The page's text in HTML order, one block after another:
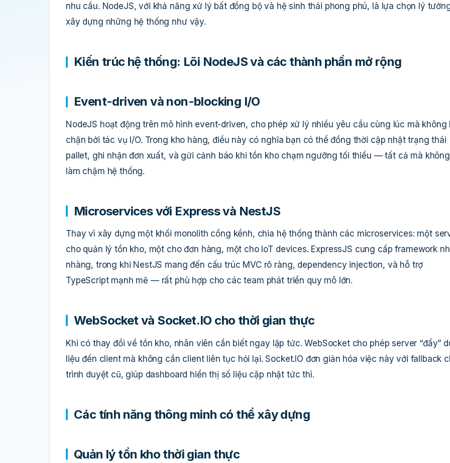
nhu cầu. NodeJS, với khả năng xử lý bất đồng bộ và hệ sinh thái phong phú, là lựa chọn lý
xây dựng những hệ thống như vậy.
Kiến trúc hệ thống: Lõi NodeJS và các thành phần mở rộng
Event-driven và non-blocking I/O
NodeJS hoạt động trên mô hình event-driven, cho phép xử lý nhiều yêu cầu cùng lúc mà không
chặn bởi tác vụ I/O. Trong kho hàng, điều này có nghĩa bạn có thể đồng thời cập nhật trạng thái
pallet, ghi nhận đơn xuất, và gửi cảnh báo khi tồn kho chạm ngưỡng tối thiểu — tất cả mà không
làm chậm hệ thống.
Microservices với Express và NestJS
Thay vì xây dựng một khối monolith cồng kềnh, chia hệ thống thành các microservices: một
cho quản lý tồn kho, một cho đơn hàng, một cho IoT devices. ExpressJS cung cấp framework
nhàng, trong khi NestJS mang đến cấu trúc MVC rõ ràng, dependency injection, và hỗ trợ
TypeScript mạnh mẽ — rất phù hợp cho các team phát triển quy mô lớn.
WebSocket và Socket.IO cho thời gian thực
Khi có thay đổi về tồn kho, nhân viên cần biết ngay lập tức. WebSocket cho phép server “đẩy”
liệu đến client mà không cần client liên tục hỏi lại. Socket.IO đơn giản hóa việc này với fallback
trình duyệt cũ, giúp dashboard hiển thị số liệu cập nhật tức thì.
Các tính năng thông minh có thể xây dựng
Quản lý tồn kho thời gian thực